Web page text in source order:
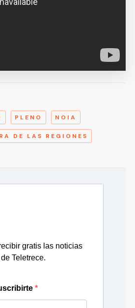
PLENO NOIA
DE LAS REGIONES
gratis las noticias
Teletrece.